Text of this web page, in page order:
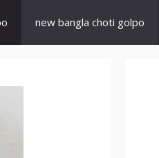
new bangla choti golpo